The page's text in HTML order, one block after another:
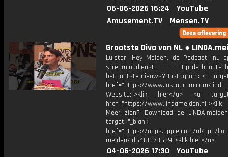
06-06-2026 16:24
YouTube
Amusement.TV
Mensen.TV
Grootste Diva van NL ●
Luister 'Hey Meiden, de Podcast' nu
streamingdienst. ---------- Op de hoogte
het laatste nieuws? Instagram: <a
href="https://www.instagram.com/
Website:">Klik hier</a> <a
href="https://
Meer zien? Download de
target="_blank"
href="https://apps.apple.com/nl/app/
meiden/id6480178639">Klik hier</a>
04-06-2026 17:30
YouTube